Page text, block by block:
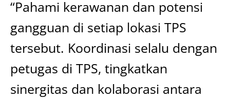
“Pahami kerawanan dan potensi
gangguan di setiap lokasi TPS
tersebut. Koordinasi selalu dengan
petugas di TPS, tingkatkan
sinergitas dan kolaborasi antara